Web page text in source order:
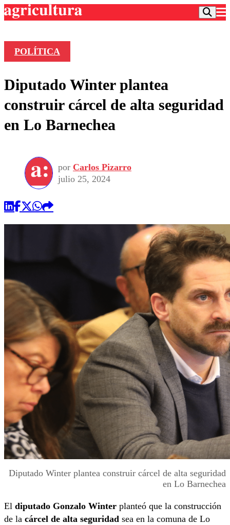
Frecuencias
Agricultura TV
Deportes
Colo Colo
Seleccion Chilena
Torneo Internacional
Universidad de Chile
Entretención
Economía
Internacional
Sustentabilidad
Publicaciones en medios
Opinión
POLÍTICA
Diputado Winter plantea
construir cárcel de alta seguridad
en Lo Barnechea
por Carlos Pizarro
julio 25, 2024
Diputado Winter plantea construir cárcel de alta seguridad
en Lo Barnechea
El diputado Gonzalo Winter planteó que la construcción
de la cárcel de alta seguridad sea en la comuna de Lo